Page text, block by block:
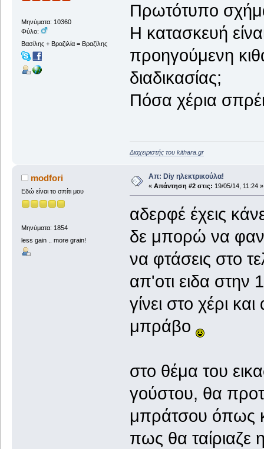
Μηνύματα: 10360
Φύλο:
Βασίλης + Βραζιλία = Βραζίλης
Πρωτότυπο
Η κατασκευή
προηγούμενη
διαδικασίας;
Πόσα χέρια
Διαχειριστής του kithara.gr
modfori
Εδώ είναι το σπίτι μου
Μηνύματα: 1854
less gain .. more grain!
Απ: Diy ηλεκτρικούλα!
« Απάντηση #2 στις: 19/05/14, 11:24 »
αδερφέ έχεις
δε μπορώ να
να φτάσεις στο
απ'οτι ειδα στην
γίνει στο χέρι
μπράβο
στο θέμα του
γούστου, θα
μπράτσου όπως
πως θα